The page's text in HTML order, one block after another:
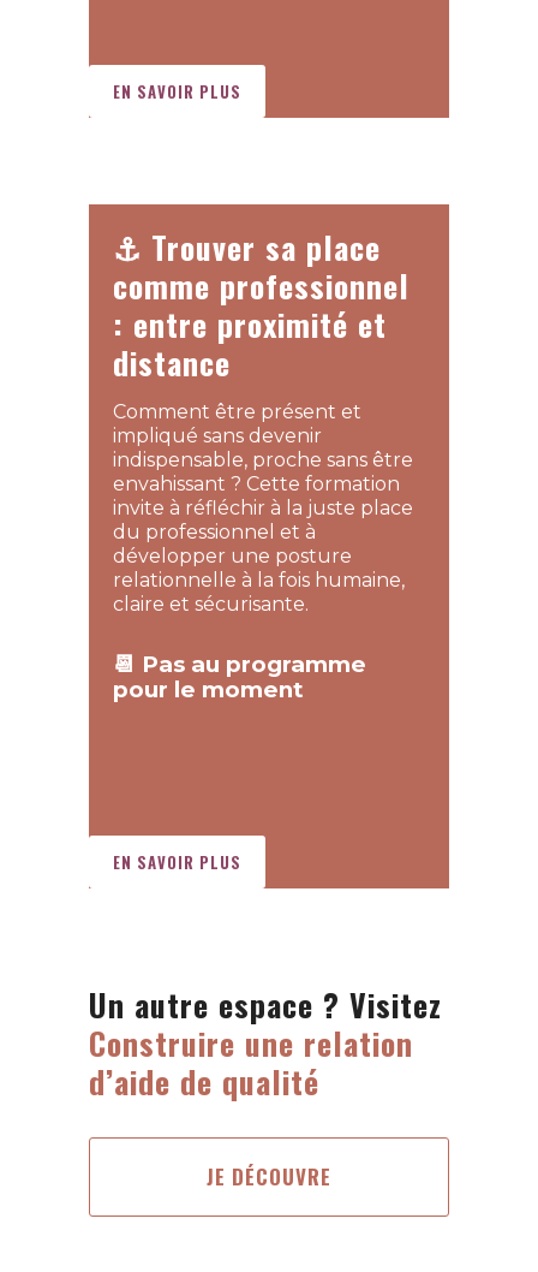
EN SAVOIR PLUS
⚓ Trouver sa place
comme professionnel
: entre proximité et
distance
Comment être présent et
impliqué sans devenir
indispensable, proche sans être
envahissant ? Cette formation
invite à réfléchir à la juste place
du professionnel et à
développer une posture
relationnelle à la fois humaine,
claire et sécurisante.
📆 Pas au programme
pour le moment
EN SAVOIR PLUS
Un autre espace ? Visitez
Construire une relation
d’aide de qualité
JE DÉCOUVRE